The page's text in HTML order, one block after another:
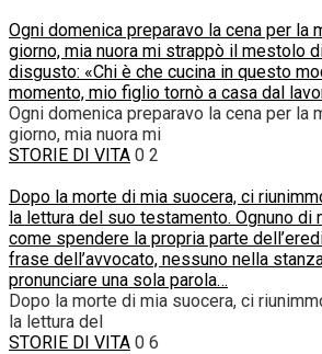
Ogni domenica preparavo la cena per la
giorno, mia nuora mi strappò il mestolo
disgusto: «Chi è che cucina in questo
momento, mio figlio tornò a casa dal
Ogni domenica preparavo la cena per la
giorno, mia nuora mi
STORIE DI VITA 0 2
Dopo la morte di mia suocera, ci
la lettura del suo testamento. Ognuno di
come spendere la propria parte
frase dell’avvocato, nessuno nella
pronunciare una sola parola…
Dopo la morte di mia suocera, ci
la lettura del
STORIE DI VITA 0 6